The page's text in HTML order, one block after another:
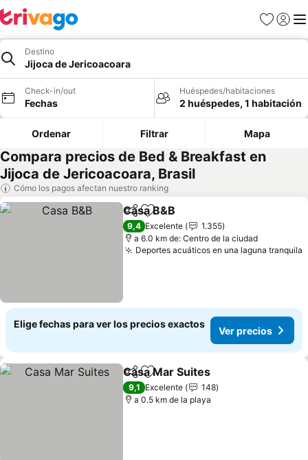
Favoritos
Iniciar
Destino
Jijoca de Jericoacoara
Check-in/out
Fechas
Huéspedes/habitaciones
2 huéspedes, 1 habitación
Ordenar Filtrar Mapa
Compara precios de Bed & Breakfast en
Jijoca de Jericoacoara, Brasil
Cómo los pagos afectan nuestro ranking
CompartirAgregar a favoritos
Casa B&B
9,4 Excelente
1.355
a 6.0 km de: Centro de la ciudad
Deportes acuáticos en una laguna tranquila
Elige fechas para ver los precios exactos
Ver precios
CompartirAgregar a favoritos
Casa Mar Suites
9,1 Excelente
148
a 0.5 km de la playa